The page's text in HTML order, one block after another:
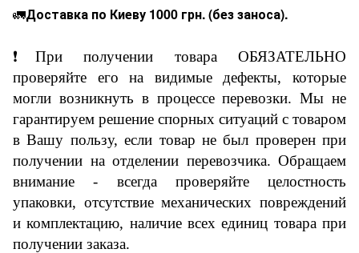
🚛Доставка по Киеву 1000 грн. (без заноса).
❗При получении товара ОБЯЗАТЕЛЬНО
проверяйте его на видимые дефекты, которые
могли возникнуть в процессе перевозки.Мы не
гарантируем решение спорных ситуаций с товаром
в Вашу пользу, если товар не был проверен при
получении на отделении перевозчика. Обращаем
внимание - всегда проверяйте целостность
упаковки, отсутствие механических повреждений
и комплектацию, наличие всех единиц товара при
получении заказа.